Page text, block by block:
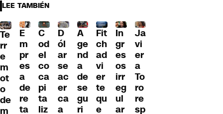
LEE TAMBIÉN
Te
rr
e
m
ot
o
de
m
E
m
pr
es
a
de
re
ta
C
od
el
co
ca
pi
ta
liz
D
ól
ar
se
ac
er
ca
a
A
ge
nd
a
de
se
gu
ri
Fit
ch
ad
vi
er
te
qu
e
In
gr
es
os
irr
eg
ul
ar
Ja
vi
er
a
To
ro
re
sp